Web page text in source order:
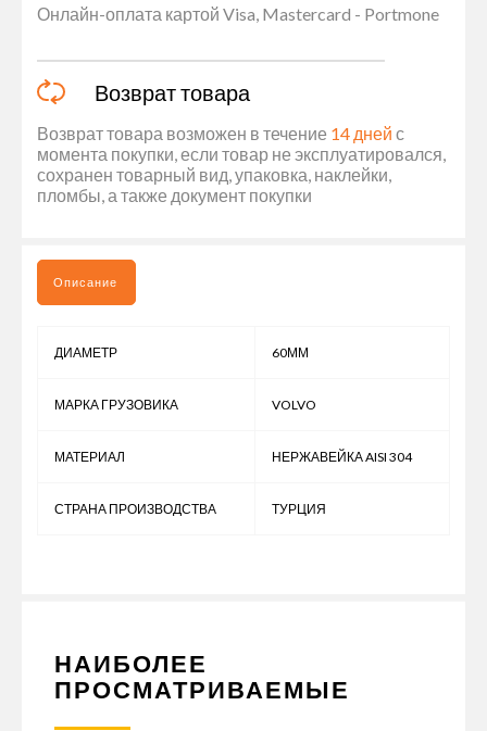
Онлайн-оплата картой Visa, Mastercard - Portmone
Возврат товара
Возврат товара возможен в течение 14 дней с
момента покупки, если товар не эксплуатировался,
сохранен товарный вид, упаковка, наклейки,
пломбы, а также документ покупки
Описание
ДИАМЕТР 60ММ
МАРКА ГРУЗОВИКА VOLVO
МАТЕРИАЛ НЕРЖАВЕЙКА AISI 304
СТРАНА ПРОИЗВОДСТВА ТУРЦИЯ
НАИБОЛЕЕ
ПРОСМАТРИВАЕМЫЕ